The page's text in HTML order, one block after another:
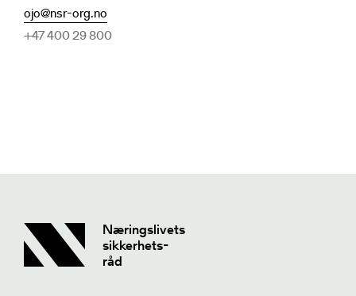
ojo@nsr-org.no
+47 400 29 800
Næringslivets
sikkerhets-
råd